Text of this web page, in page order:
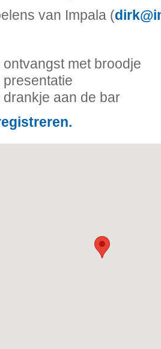
van Impala (
met broodje
aan de bar